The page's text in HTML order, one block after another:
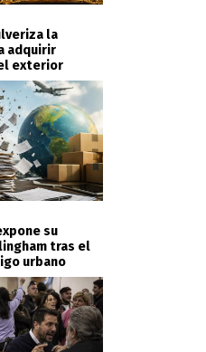
la
adquirir
exterior
su
tras el
urbano